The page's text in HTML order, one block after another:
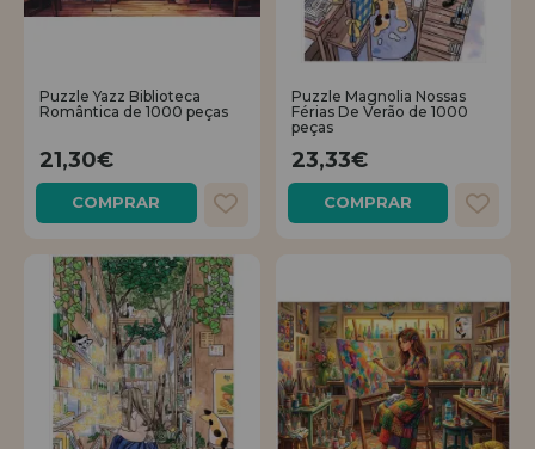
Puzzle Yazz Biblioteca
Romântica de 1000 peças
21,30€
COMPRAR
Puzzle Magnolia Nossas
Férias De Verão de 1000
peças
23,33€
COMPRAR